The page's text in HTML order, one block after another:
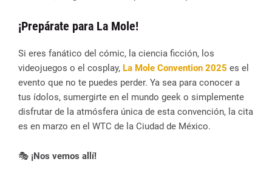
¡Prepárate para La Mole!
Si eres fanático del cómic, la ciencia ficción, los
videojuegos o el cosplay, La Mole Convention 2025 es el
evento que no te puedes perder. Ya sea para conocer a
tus ídolos, sumergirte en el mundo geek o simplemente
disfrutar de la atmósfera única de esta convención, la cita
es en marzo en el WTC de la Ciudad de México.
🎭 ¡Nos vemos allí!